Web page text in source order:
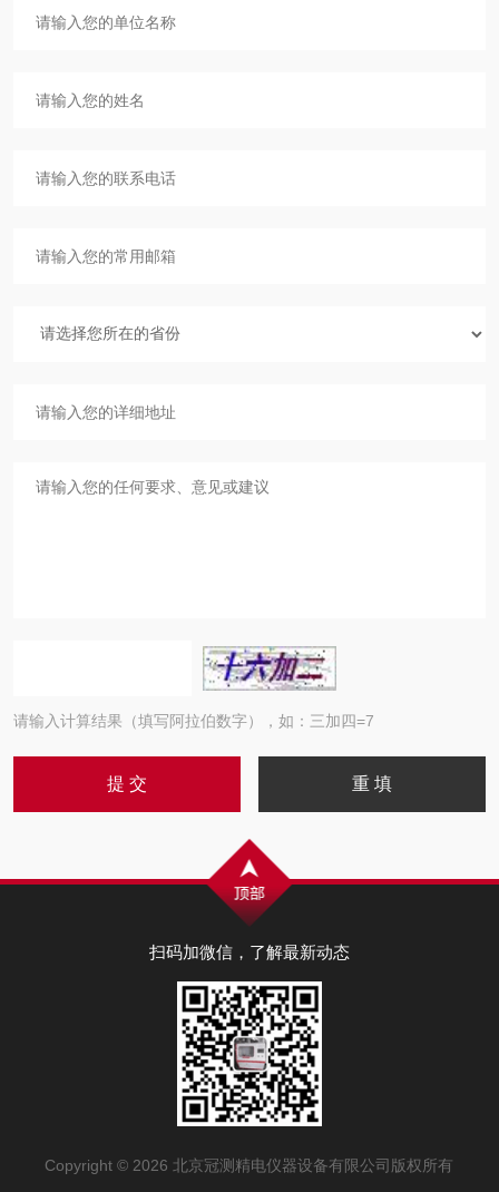
请输入计算结果（填写阿拉伯数字），如：三加四=7
扫码加微信，了解最新动态
Copyright © 2026 北京冠测精电仪器设备有限公司版权所有